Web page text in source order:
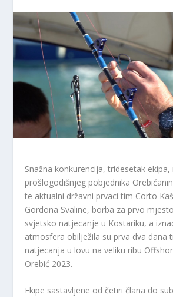
Snažna konkurencija, tridesetak
prošlogodišnjeg pobjednika
te aktualni državni prvaci tim Corto
Gordona Svaline, borba za prvo
svjetsko natjecanje u Kostariku, a
atmosfera obilježila su prva dva dana
natjecanja u lovu na veliku ribu
Orebić 2023.
Ekipe sastavljene od četiri člana do